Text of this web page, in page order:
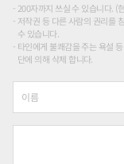
200자까지 쓰실 수 있습니다.
저작권 등 다른 사람의 권리를
수 있습니다.
타인에게 불쾌감을 주는 욕설
단에 의해 삭제 합니다.